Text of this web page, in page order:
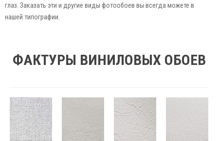
глаз. Заказать эти и другие виды фотообоев вы всегда можете в
нашей типографии.
ФАКТУРЫ ВИНИЛОВЫХ ОБОЕВ